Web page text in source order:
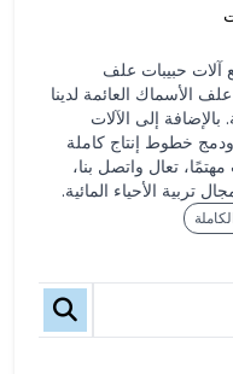
حبيبات علف
الأسماك العائمة لدينا
الساعة. بالإضافة إلى الآلات
خطوط إنتاج كاملة
تعال واتصل بنا،
الأحياء المائية.